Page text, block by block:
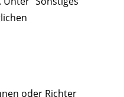
oder Richter